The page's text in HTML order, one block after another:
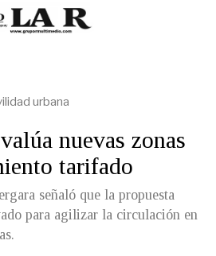
urbana
nuevas zonas
tarifado
señaló que la propuesta
para agilizar la circulación en